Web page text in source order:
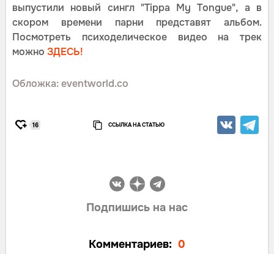
выпустили новый сингл "Tippa My Tongue", а в
скором времени парни представят альбом.
Посмотреть психоделическое видео на трек
можно ЗДЕСЬ!
Обложка: eventworld.co
16 ССЫЛКА НА СТАТЬЮ
Подпишись на нас
Комментариев: 0